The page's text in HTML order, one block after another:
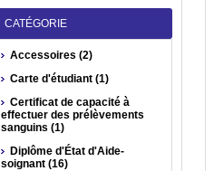
CATÉGORIE
Accessoires (2)
Carte d'étudiant (1)
Certificat de capacité à
effectuer des prélèvements
sanguins (1)
Diplôme d'État d'Aide-
soignant (16)